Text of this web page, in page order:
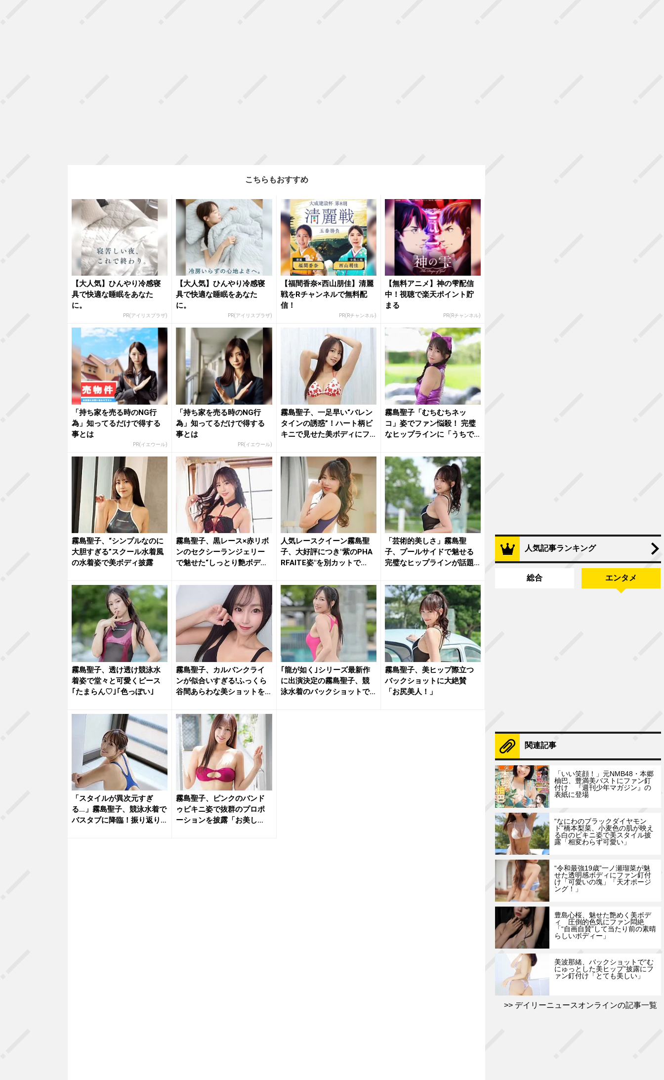
こちらもおすすめ
【大人気】ひんやり冷感寝
具で快適な睡眠をあなた
に。
PR(アイリスプラザ)
【大人気】ひんやり冷感寝
具で快適な睡眠をあなた
に。
PR(アイリスプラザ)
【福間香奈×西山朋佳】清麗
戦をRチャンネルで無料配
信！
PR(Rチャンネル)
【無料アニメ】神の雫配信
中！視聴で楽天ポイント貯
まる
PR(Rチャンネル)
「持ち家を売る時のNG行
為」知ってるだけで得する
事とは
PR(イエウール)
「持ち家を売る時のNG行
為」知ってるだけで得する
事とは
PR(イエウール)
霧島聖子、一足早い“バレン
タインの誘惑”！ハート柄ビ
キニで見せた美ボディにフ
霧島聖子「むちむちネッ
コ」姿でファン悩殺！ 完璧
なヒップラインに「うちで
霧島聖子、“シンプルなのに
大胆すぎる”スクール水着風
の水着姿で美ボディ披露
霧島聖子、黒レース×赤リボ
ンのセクシーランジェリー
で魅せた“しっとり艶ボデ
人気レースクイーン霧島聖
子、大好評につき"紫のPHA
RFAITE姿"を別カットで...
「芸術的美しさ」霧島聖
子、プールサイドで魅せる
完璧なヒップラインが話題
霧島聖子、透け透け競泳水
着姿で堂々と可愛くピース
｢たまらん♡｣｢色っぽい｣
霧島聖子、カルバンクライ
ンが似合いすぎる!ふっくら
谷間あらわな美ショットを
｢龍が如く｣シリーズ最新作
に出演決定の霧島聖子、競
泳水着のバックショットで
霧島聖子、美ヒップ際立つ
バックショットに大絶賛
「お尻美人！」
「スタイルが異次元すぎ
る…」霧島聖子、競泳水着で
バスタブに降臨！振り返り
霧島聖子、ピンクのバンド
ゥビキニ姿で抜群のプロポ
ーションを披露「お美し
人気記事ランキング
総合 エンタメ
関連記事
「いい笑顔！」元NMB48・本郷
柚巴、豊満美バストにファン釘
付け 『週刊少年マガジン』の
表紙に登場
“なにわのブラックダイヤモン
ド”橋本梨菜、小麦色の肌が映え
る白のビキニ姿で美スタイル披
露「相変わらず可愛い」
“令和最強19歳”一ノ瀬瑠菜が魅
せた透明感ボディにファン釘付
け「可愛いの塊」「天才ポージ
ング！」
豊島心桜、魅せた艶めく美ボデ
ィ 圧倒的色気にファン悶絶
「“自画自賛”して当たり前の素晴
らしいボディー」
美波那緒、バックショットで“む
にゅっとした美ヒップ”披露にフ
ァン釘付け「とても美しい」
デイリーニュースオンラインの記事一覧